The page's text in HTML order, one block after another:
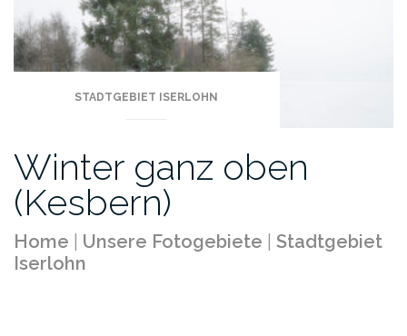
STADTGEBIET ISERLOHN
Winter ganz oben
(Kesbern)
Home Unsere Fotogebiete
Stadtgebiet
Iserlohn